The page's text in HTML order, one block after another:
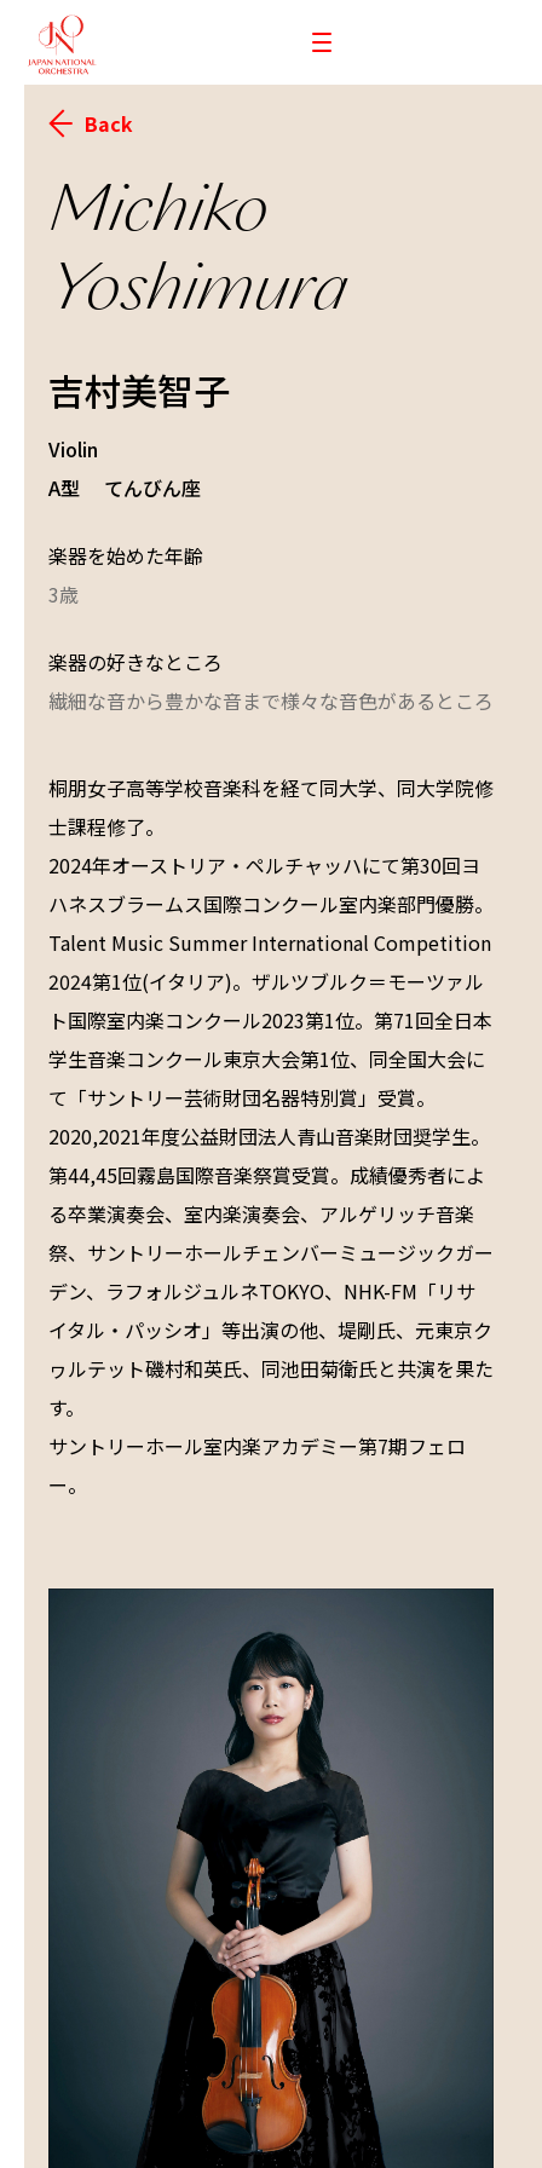
Back
Michiko
Yoshimura
吉村美智子
Violin
A型
てんびん座
楽器を始めた年齢
3歳
楽器の好きなところ
繊細な音から豊かな音まで様々な音色があるところ
桐朋女子高等学校音楽科を経て同大学、同大学院修
士課程修了。
2024年オーストリア・ペルチャッハにて第30回ヨ
ハネスブラームス国際コンクール室内楽部門優勝。
Talent Music Summer International Competition
2024第1位(イタリア)。ザルツブルク＝モーツァル
ト国際室内楽コンクール2023第1位。第71回全日本
学生音楽コンクール東京大会第1位、同全国大会に
て「サントリー芸術財団名器特別賞」受賞。
2020,2021年度公益財団法人青山音楽財団奨学生。
第44,45回霧島国際音楽祭賞受賞。成績優秀者によ
る卒業演奏会、室内楽演奏会、アルゲリッチ音楽
祭、サントリーホールチェンバーミュージックガー
デン、ラフォルジュルネTOKYO、NHK-FM「リサ
イタル・パッシオ」等出演の他、堤剛氏、元東京ク
ヮルテット磯村和英氏、同池田菊衛氏と共演を果た
す。
サントリーホール室内楽アカデミー第7期フェロ
ー。